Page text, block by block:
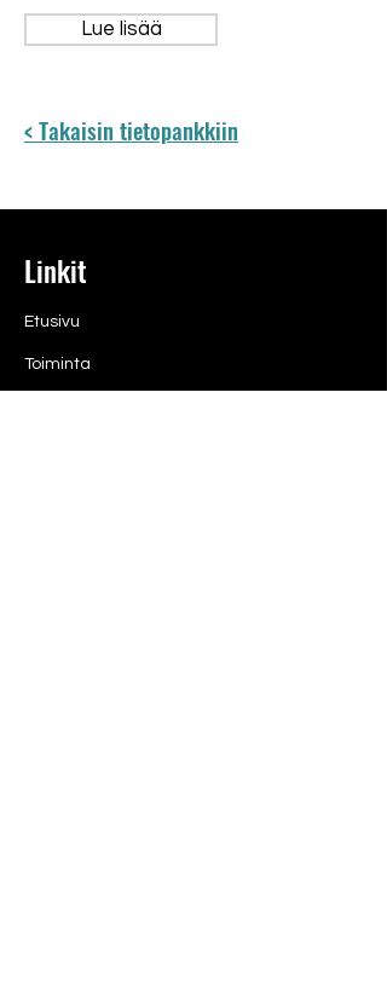
Lue lisää
< Takaisin tietopankkiin
Linkit
Etusivu
Toiminta